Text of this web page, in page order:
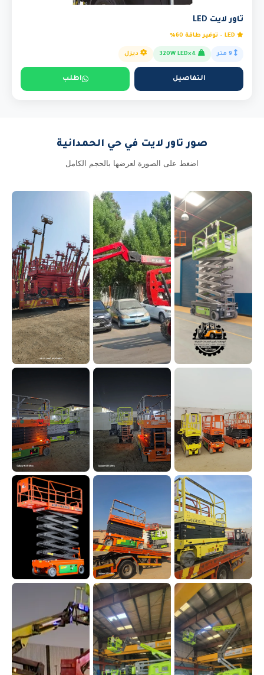
تاور لايت LED
ديزل
التفاصيل اطلب
صور تاور لايت في حي الحمدانية
اضغط على الصورة لعرضها بالحجم الكامل